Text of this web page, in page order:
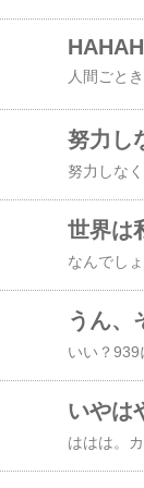
努力し
世界は
うん、
いやは